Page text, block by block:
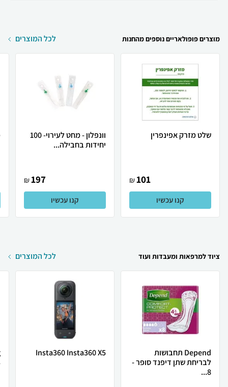
מוצרים פופולאריים נוספים מהחנות לכל המוצרים
שלט מזרק אפינפרין
101
₪
קנו עכשיו
וונפלון - מחט לעירוי- 100
יחידות בחבילה...
197
₪
קנו עכשיו
ציוד למרפאות ומעבדות ועוד לכל המוצרים
Depend תחבושות
לבריחת שתן דיפנד סופר -
8...
Insta360 Insta360 X5